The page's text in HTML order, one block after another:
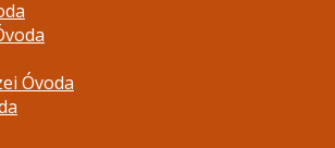
Óvoda